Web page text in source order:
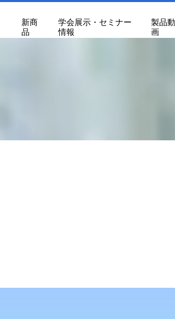
新商
品
学会展示・セミナー
情報
製品動
画